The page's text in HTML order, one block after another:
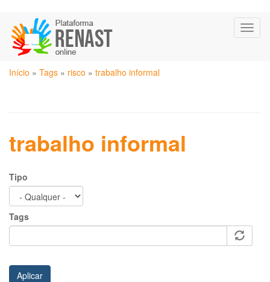
para
conteúdo
principal
Você
Início » Tags » risco » trabalho informal
trabalho informal
Tipo
Tags
Aplicar